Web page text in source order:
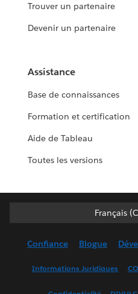
Trouver un partenaire
Devenir un partenaire
Assistance
Base de connaissances
Formation et certification
Aide de Tableau
Toutes les versions
Français
Français
Confiance Blogue
Informations Juridiques